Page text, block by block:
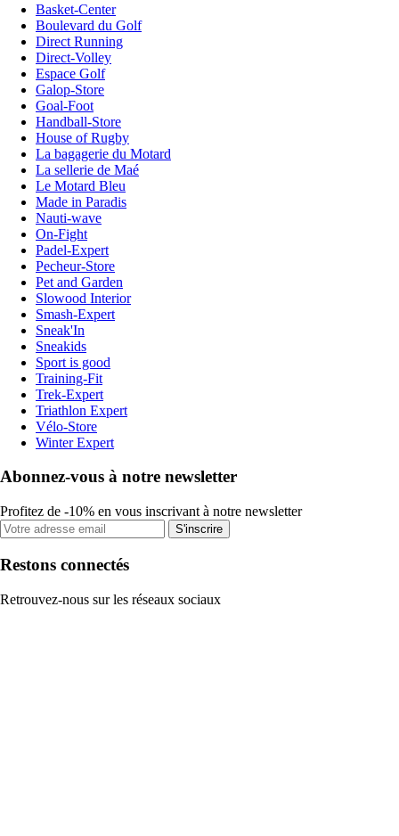
Basket-Center
Boulevard du Golf
Direct Running
Direct-Volley
Espace Golf
Galop-Store
Goal-Foot
Handball-Store
House of Rugby
La bagagerie du Motard
La sellerie de Maé
Le Motard Bleu
Made in Paradis
Nauti-wave
On-Fight
Padel-Expert
Pecheur-Store
Pet and Garden
Slowood Interior
Smash-Expert
Sneak'In
Sneakids
Sport is good
Training-Fit
Trek-Expert
Triathlon Expert
Vélo-Store
Winter Expert
Abonnez-vous à notre newsletter
Profitez de -10% en vous inscrivant à notre newsletter
S'inscrire
Restons connectés
Retrouvez-nous sur les réseaux sociaux